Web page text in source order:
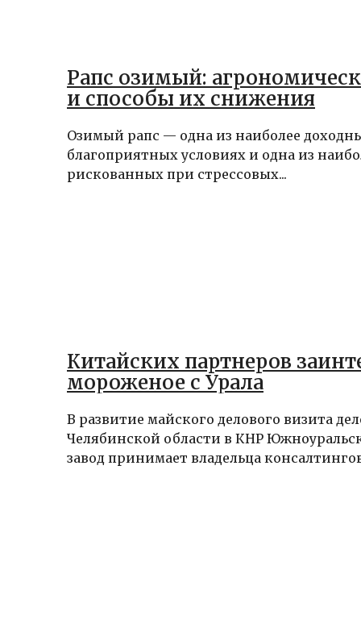
Рапс озимый:
и способы их снижения
Озимый рапс — одна из наиболее
благоприятных условиях и одна из
рискованных при стрессовых...
Китайских партнеров
мороженое с Урала
В развитие майского делового визита
Челябинской области в КНР
завод принимает владельца